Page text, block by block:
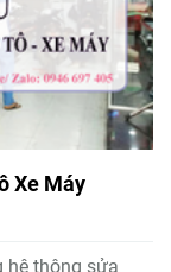
Xe Máy
hệ thông sửa